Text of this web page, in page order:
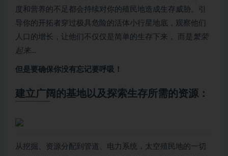
度和营养的不足都会持续对你的殖民地造成生存威胁。引
导你的开拓者穿过极具危险的活体小行星地底，观察他们
人口的增长，让他们不仅仅是简单的生存下来， 而是 繁荣
起来…
但是要确保你没有忘记要呼吸！
建立广阔的基地以及探索生存所需的资源：
从挖掘、资源分配到管道、电力系统，太空殖民地的一切